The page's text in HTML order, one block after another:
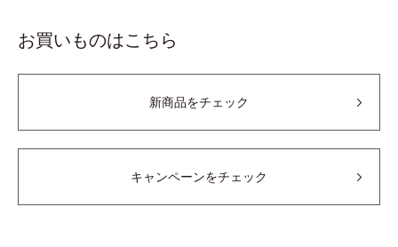
お買いものはこちら
新商品をチェック
キャンペーンをチェック